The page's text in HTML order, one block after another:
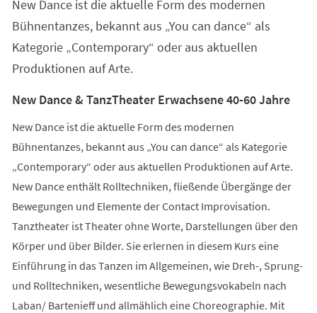
New Dance ist die aktuelle Form des modernen
Bühnentanzes, bekannt aus „You can dance“ als
Kategorie „Contemporary“ oder aus aktuellen
Produktionen auf Arte.
New Dance & TanzTheater Erwachsene 40-60 Jahre
New Dance ist die aktuelle Form des modernen
Bühnentanzes, bekannt aus „You can dance“ als Kategorie
„Contemporary“ oder aus aktuellen Produktionen auf Arte.
New Dance enthält Rolltechniken, fließende Übergänge der
Bewegungen und Elemente der Contact Improvisation.
Tanztheater ist Theater ohne Worte, Darstellungen über den
Körper und über Bilder. Sie erlernen in diesem Kurs eine
Einführung in das Tanzen im Allgemeinen, wie Dreh-, Sprung-
und Rolltechniken, wesentliche Bewegungsvokabeln nach
Laban/ Bartenieff und allmählich eine Choreographie. Mit